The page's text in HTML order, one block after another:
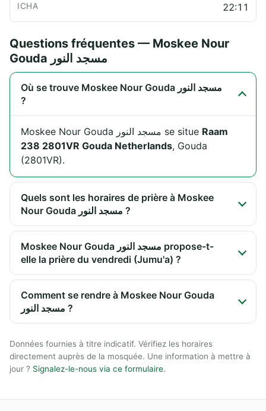
22:11
Questions fréquentes — Moskee Nour
Gouda مسجد النور
Où se trouve Moskee Nour Gouda مسجد النور
?
Moskee Nour Gouda مسجد النور se situe Raam
238 2801VR Gouda Netherlands, Gouda
(2801VR).
Quels sont les horaires de prière à Moskee
Nour Gouda مسجد النور ?
Moskee Nour Gouda مسجد النور propose-t-
elle la prière du vendredi (Jumu'a) ?
Comment se rendre à Moskee Nour Gouda
مسجد النور ?
Données fournies à titre indicatif. Vérifiez les horaires
directement auprès de la mosquée. Une information à mettre à
jour ? Signalez-le-nous via ce formulaire.